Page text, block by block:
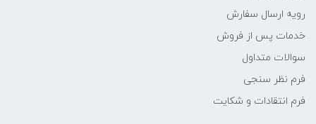
رویه ارسال سفارش
خدمات پس از فروش
سوالات متداول
فرم نظر سنجی
فرم انتقادات و شکایت